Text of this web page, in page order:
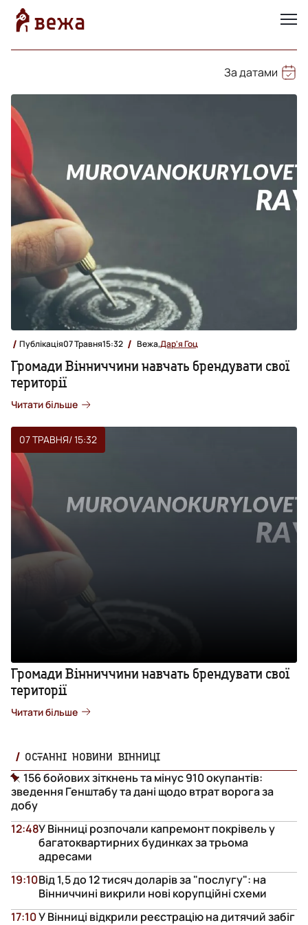
За датами
Публікація07 Травня15:32 Вежа,Дар'я Гоц
Громади Вінниччини навчать брендувати свої
території
Читати більше
07 ТРАВНЯ/ 15:32
Громади Вінниччини навчать брендувати свої
території
Читати більше
ОСТАННІ НОВИНИ ВІННИЦІ
156 бойових зіткнень та мінус 910 окупантів:
зведення Генштабу та дані щодо втрат ворога за
добу
У Вінниці розпочали капремонт покрівель у
багатоквартирних будинках за трьома
адресами
12:48
Від 1,5 до 12 тисяч доларів за "послугу": на
Вінниччині викрили нові корупційні схеми
19:10
У Вінниці відкрили реєстрацію на дитячий забіг
17:10